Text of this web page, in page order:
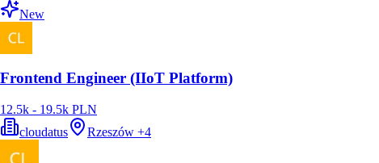
New
Frontend Engineer (IIoT Platform)
12.5k - 19.5k PLN
cloudatus
Rzeszów +4